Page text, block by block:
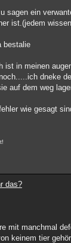
sagen ein
ist.(jedem
bestalie
ist in meinen
dneke
auf dem weg
wie gesagt
das?
mit manchmal
keinem tier